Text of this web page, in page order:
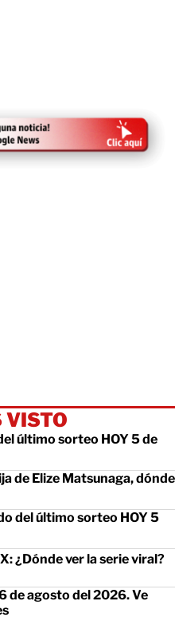
VISTO
último sorteo HOY 5 de
de Elize Matsunaga, dónde
del último sorteo HOY 5
¿Dónde ver la serie viral?
de agosto del 2026. Ve